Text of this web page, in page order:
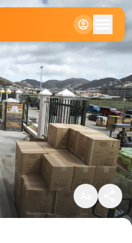
Klein
Standaard
Groot